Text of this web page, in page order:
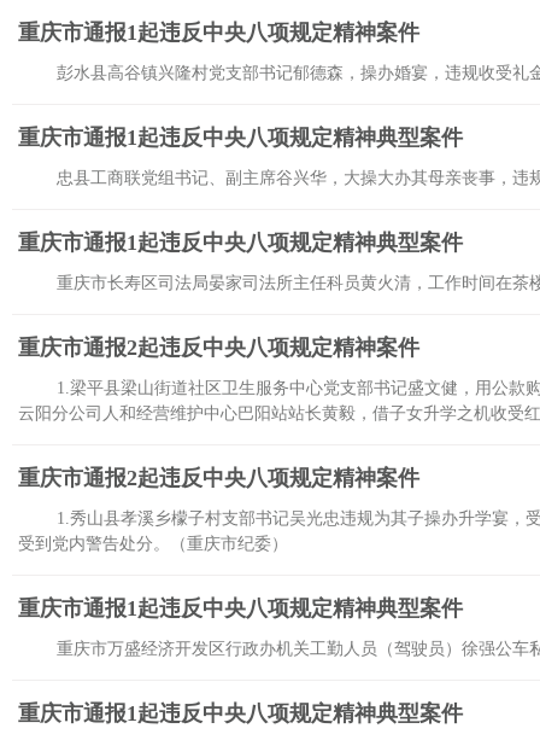
重庆市通报1起违反中央八项规定精神案件
彭水县高谷镇兴隆村党支部书记郁德森，操办婚宴，违规收受礼
重庆市通报1起违反中央八项规定精神典型案件
忠县工商联党组书记、副主席谷兴华，大操大办其母亲丧事，
重庆市通报1起违反中央八项规定精神典型案件
重庆市长寿区司法局晏家司法所主任科员黄火清，工作时间在
重庆市通报2起违反中央八项规定精神案件
1.梁平县梁山街道社区卫生服务中心党支部书记盛文健，用公
云阳分公司人和经营维护中心巴阳站站长黄毅，借子女升学之机收受
重庆市通报2起违反中央八项规定精神案件
1.秀山县孝溪乡檬子村支部书记吴光忠违规为其子操办升学宴
受到党内警告处分。（重庆市纪委）
重庆市通报1起违反中央八项规定精神典型案件
重庆市万盛经济开发区行政办机关工勤人员（驾驶员）徐强公车
重庆市通报1起违反中央八项规定精神典型案件